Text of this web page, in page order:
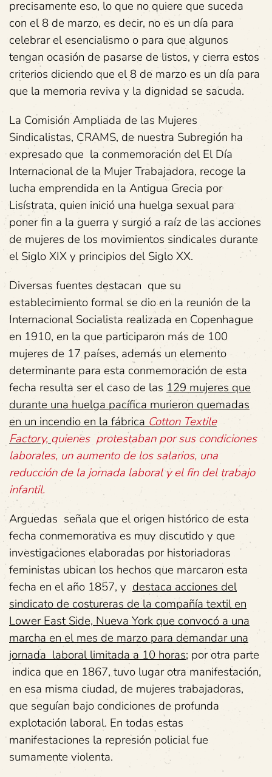
precisamente eso, lo que no quiere que suceda
con el 8 de marzo, es decir, no es un día para
celebrar el esencialismo o para que algunos
tengan ocasión de pasarse de listos, y cierra estos
criterios diciendo que el 8 de marzo es un día para
que la memoria reviva y la dignidad se sacuda.
La Comisión Ampliada de las Mujeres
Sindicalistas, CRAMS, de nuestra Subregión ha
expresado que la conmemoración del El Día
Internacional de la Mujer Trabajadora, recoge la
lucha emprendida en la Antigua Grecia por
Lisístrata, quien inició una huelga sexual para
poner fin a la guerra y surgió a raíz de las acciones
de mujeres de los movimientos sindicales durante
el Siglo XIX y principios del Siglo XX.
Diversas fuentes destacan que su
establecimiento formal se dio en la reunión de la
Internacional Socialista realizada en Copenhague
en 1910, en la que participaron más de 100
mujeres de 17 países, además un elemento
determinante para esta conmemoración de esta
fecha resulta ser el caso de las 129 mujeres que
durante una huelga pacífica murieron quemadas
en un incendio en la fábrica Cotton Textile
Factory, quienes protestaban por sus condiciones
laborales, un aumento de los salarios, una
reducción de la jornada laboral y el fin del trabajo
infantil.
Arguedas señala que el origen histórico de esta
fecha conmemorativa es muy discutido y que
investigaciones elaboradas por historiadoras
feministas ubican los hechos que marcaron esta
fecha en el año 1857, ydestaca acciones del
sindicato de costureras de la compañía textil en
Lower East Side, Nueva York que convocó a una
marcha en el mes de marzo para demandar una
jornada laboral limitada a 10 horas; por otra parte
indica que en 1867, tuvo lugar otra manifestación,
en esa misma ciudad, de mujeres trabajadoras,
que seguían bajo condiciones de profunda
explotación laboral. En todas estas
manifestaciones la represión policial fue
sumamente violenta.